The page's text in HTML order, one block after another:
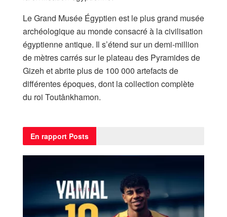
Le Grand Musée Égyptien est le plus grand musée
archéologique au monde consacré à la civilisation
égyptienne antique. Il s’étend sur un demi-million
de mètres carrés sur le plateau des Pyramides de
Gizeh et abrite plus de 100 000 artefacts de
différentes époques, dont la collection complète
du roi Toutânkhamon.
En rapport Posts